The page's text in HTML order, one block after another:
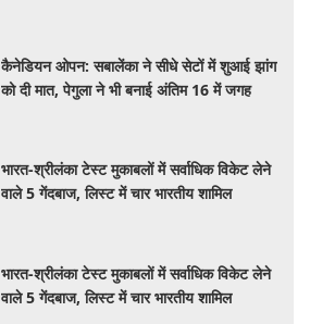
कैनेडियन ओपन: सबालेंका ने सीधे सेटों में शुआई झांग
को दी मात, पेगुला ने भी बनाई अंतिम 16 में जगह
भारत-श्रीलंका टेस्ट मुकाबलों में सर्वाधिक विकेट लेने
वाले 5 गेंदबाज, लिस्ट में चार भारतीय शामिल
भारत-श्रीलंका टेस्ट मुकाबलों में सर्वाधिक विकेट लेने
वाले 5 गेंदबाज, लिस्ट में चार भारतीय शामिल